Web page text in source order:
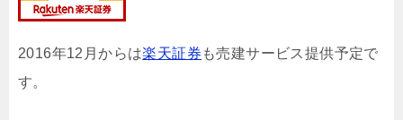
2016年12月からは楽天証券 も売建サービス提供予定で
す。